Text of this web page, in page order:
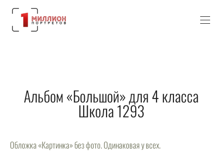
Альбом «Большой» для 4 класса
Школа 1293
Обложка «Картинка» без фото. Одинаковая у всех.